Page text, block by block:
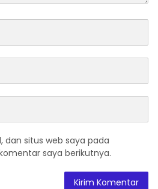
dan situs web saya pada
saya berikutnya.